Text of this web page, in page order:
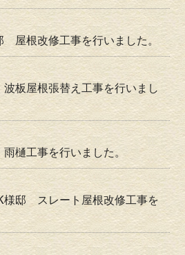
根改修工事を行いました。
板屋根張替え工事を行いまし
樋工事を行いました。
邸 スレート屋根改修工事を